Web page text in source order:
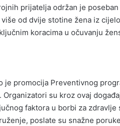
prijatelja održan je poseban
od dvije stotine žena iz
koracima u očuvanju
je promocija Preventivnog
su kroz ovaj
faktora u borbi za zdravlje
poslate su snažne